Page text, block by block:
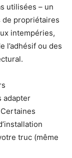
utilisées – un
de propriétaires
intempéries,
l’adhésif ou des
adapter
truc (même